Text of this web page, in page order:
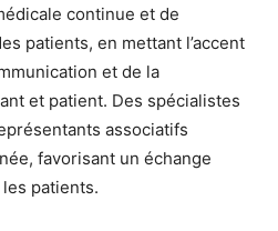
continue et de
patients, en mettant l’accent
et de la
et patient. Des spécialistes
associatifs
favorisant un échange
patients.